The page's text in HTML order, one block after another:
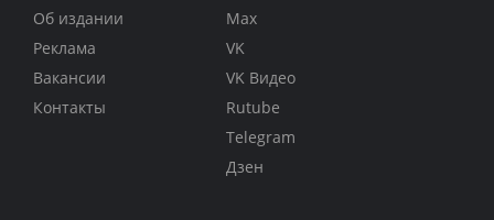
Об издании
Реклама
Вакансии
Контакты
Max
VK
VK Видео
Rutube
Telegram
Дзен